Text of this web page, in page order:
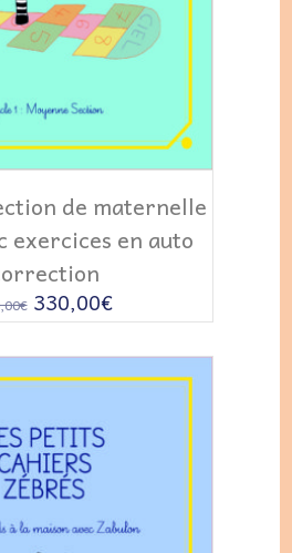
de maternelle
exercices en auto
€ Le
prix
initial
420,00€.
330,00€Le
prix
actuel